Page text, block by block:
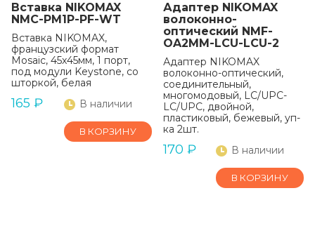
Вставка NIKOMAX
NMC-PM1P-PF-WT
Вставка NIKOMAX,
французский формат
Mosaic, 45x45мм, 1 порт,
под модули Keystone, со
шторкой, белая
165 ₽ В наличии
В КОРЗИНУ
Адаптер NIKOMAX
волоконно-
оптический NMF-
OA2MM-LCU-LCU-2
Адаптер NIKOMAX
волоконно-оптический,
соединительный,
многомодовый, LC/UPC-
LC/UPC, двойной,
пластиковый, бежевый, уп-
ка 2шт.
170 ₽ В наличии
В КОРЗИНУ